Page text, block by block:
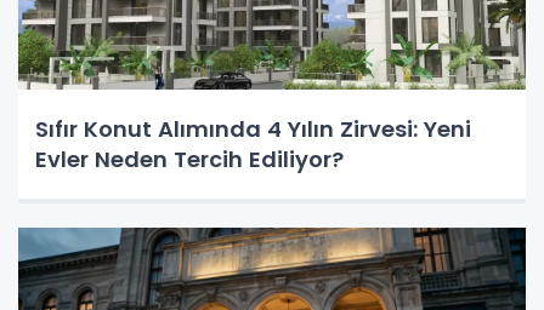
Sıfır Konut Alımında 4 Yılın Zirvesi: Yeni
Evler Neden Tercih Ediliyor?